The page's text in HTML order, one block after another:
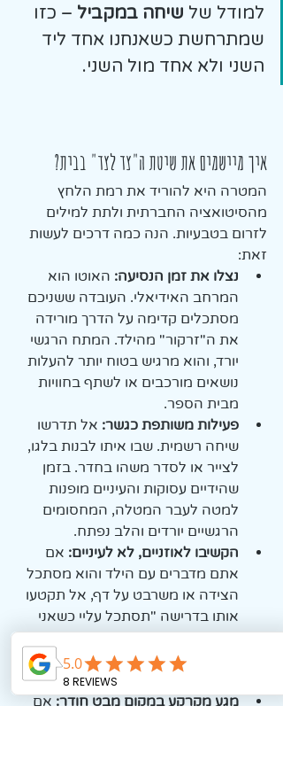
למודל של שיחה במקביל – כזו
שמתרחשת כשאנחנו אחד ליד
השני ולא אחד מול השני.
איך מיישמים את שיטת ה"צד לצד" בבית?
המטרה היא להוריד את רמת הלחץ
מהסיטואציה החברתית ולתת למילים
לזרום בטבעיות. הנה כמה דרכים לעשות
זאת:
נצלו את זמן הנסיעה: האוטו הוא
המרחב האידיאלי. העובדה ששניכם
מסתכלים קדימה על הדרך מורידה
את ה"זרקור" מהילד. המתח הרגשי
יורד, והוא מרגיש בטוח יותר להעלות
נושאים מורכבים או לשתף בחוויות
מבית הספר.
פעילות משותפת כגשר: אל תדרשו
שיחה רשמית. שבו איתו לבנות בלגו,
לצייר או לסדר משהו בחדר. בזמן
שהידיים עסוקות והעיניים מופנות
למטה לעבר המטלה, המחסומים
הרגשיים יורדים והלב נפתח.
הקשיבו לאוזניים, לא לעיניים: אם
אתם מדברים עם הילד והוא מסתכל
הצידה או משרבט על דף, אל תקטעו
אותו בדרישה "תסתכל עליי כשאני
מדברת". אם הוא עונה לעניין, סימן
שהוא איתכם. המבט הצידה הוא
מגע מקרקע במקום מבט חודר: אם